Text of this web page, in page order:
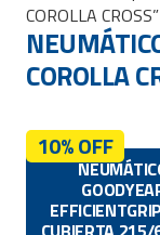
COROLLA CROSS”
COROLLA
10% OFF